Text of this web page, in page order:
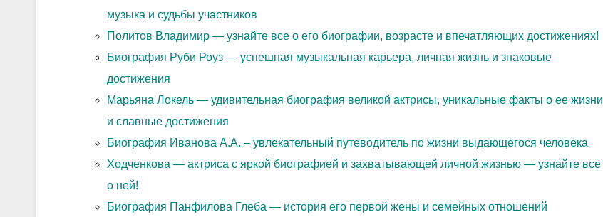
музыка и судьбы участников
Политов Владимир — узнайте все о его биографии, возрасте и впечатляющих достижениях!
Биография Руби Роуз — успешная музыкальная карьера, личная жизнь и знаковые
достижения
Марьяна Локель — удивительная биография великой актрисы, уникальные факты о ее жизни
и славные достижения
Биография Иванова А.А. – увлекательный путеводитель по жизни выдающегося человека
Ходченкова — актриса с яркой биографией и захватывающей личной жизнью — узнайте все
о ней!
Биография Панфилова Глеба — история его первой жены и семейных отношений